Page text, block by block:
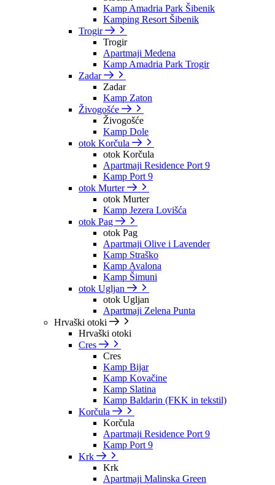
Kamp Amadria Park Šibenik
Kamping Resort Šibenik
Trogir
Trogir
Apartmaji Medena
Kamp Amadria Park Trogir
Zadar
Zadar
Kamp Zaton
Živogošće
Živogošće
Kamp Dole
otok Korčula
otok Korčula
Apartmaji Residence Port 9
Kamp Port 9
otok Murter
otok Murter
Kamp Jezera Lovišća
otok Pag
otok Pag
Apartmaji Olive i Lavender
Kamp Straško
Kamp Avalona
Kamp Šimuni
otok Ugljan
otok Ugljan
Apartmaji Zelena Punta
Hrvaški otoki
Hrvaški otoki
Cres
Cres
Kamp Bijar
Kamp Kovačine
Kamp Slatina
Kamp Baldarin (FKK in tekstil)
Korčula
Korčula
Apartmaji Residence Port 9
Kamp Port 9
Krk
Krk
Apartmaji Malinska Green